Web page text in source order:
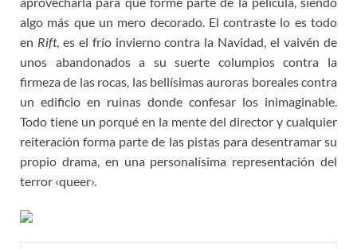
algo más que un mero decorado. El contraste lo es todo
en Rift, es el frío invierno contra la Navidad, el vaivén de
unos abandonados a su suerte columpios contra la
firmeza de las rocas, las bellísimas auroras boreales contra
un edificio en ruinas donde confesar los inimaginable.
Todo tiene un porqué en la mente del director y cualquier
reiteración forma parte de las pistas para desentramar su
propio drama, en una personalísima representación del
terror ‹queer›.